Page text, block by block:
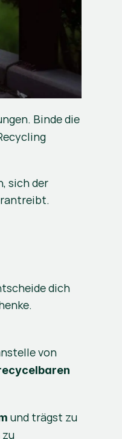
Binde die
sich der
dich
von
und trägst zu